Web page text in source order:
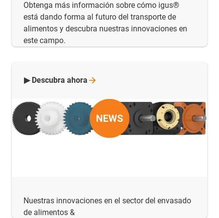
Obtenga más información sobre cómo igus®
está dando forma al futuro del transporte de
alimentos y descubra nuestras innovaciones en
este campo.
Nuestras innovaciones en el sector del envasado
de alimentos &
▶ Descubra ahora